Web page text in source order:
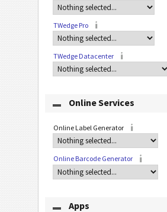
TWedge Pro
TWedge Datacenter
Online Services
Online Label Generator
Online Barcode Generator
Apps